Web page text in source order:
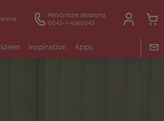
Persönliche Beratung
0043-1-4360043
Inspiration Apps